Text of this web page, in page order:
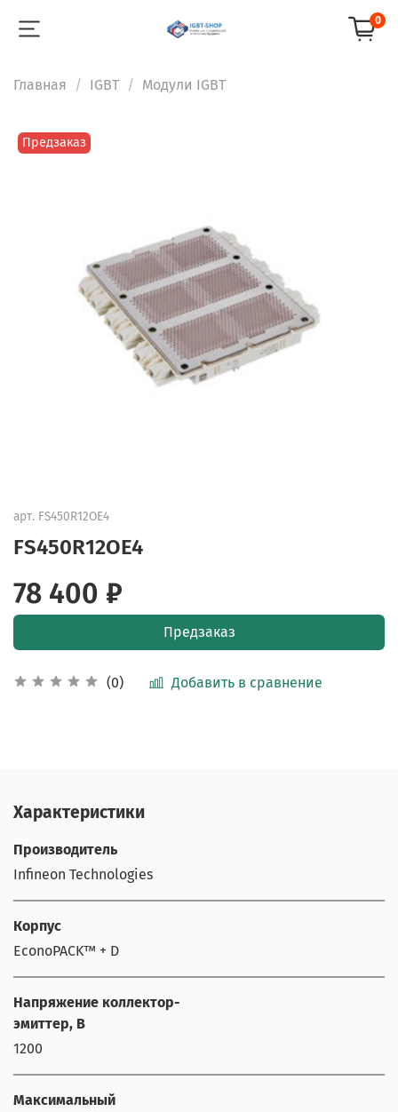
0
Главная IGBT Модули IGBT
Предзаказ
арт. FS450R12OE4
FS450R12OE4
(0) Добавить в сравнение
78 400 ₽
Предзаказ
Характеристики
Производитель
Infineon Technologies
Корпус
EconoPACK™ + D
Напряжение коллектор-
эмиттер, В
1200
Максимальный